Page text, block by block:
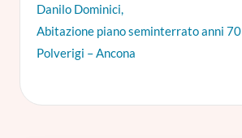
Danilo Dominici,
Abitazione piano seminterrato anni 70
Polverigi – Ancona